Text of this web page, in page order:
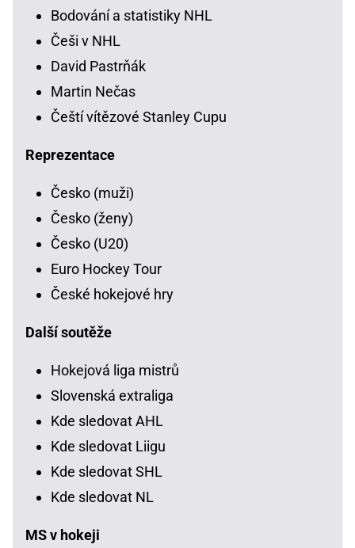
Bodování a statistiky NHL
Češi v NHL
David Pastrňák
Martin Nečas
Čeští vítězové Stanley Cupu
Reprezentace
Česko (muži)
Česko (ženy)
Česko (U20)
Euro Hockey Tour
České hokejové hry
Další soutěže
Hokejová liga mistrů
Slovenská extraliga
Kde sledovat AHL
Kde sledovat Liigu
Kde sledovat SHL
Kde sledovat NL
MS v hokeji